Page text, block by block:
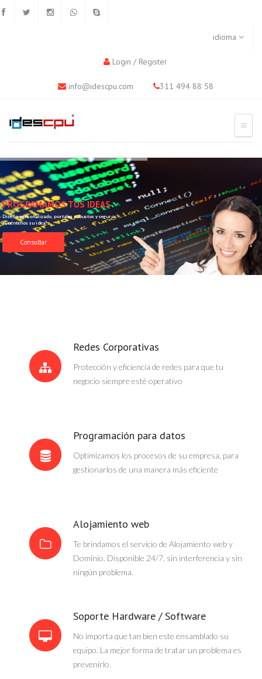
idioma
Login / Register
info@idescpu.com 311 494 88 58
PROGRAMAMOS TUS IDEAS
Diseño personalizado, portales robustos y seguros.
¿Cuéntenos su idea?
Consultar
Redes Corporativas
Protección y eficiencia de redes para que tu
negocio siempre esté operativo
Programación para datos
Optimizamos los procesos de su empresa, para
gestionarlos de una manera más eficiente
Alojamiento web
Te brindamos el servicio de Alojamiento web y
Dominio. Disponible 24/7, sin interferencia y sin
ningún problema.
Soporte Hardware / Software
No importa que tan bien este ensamblado su
equipo. La mejor forma de tratar un problema es
prevenirlo.